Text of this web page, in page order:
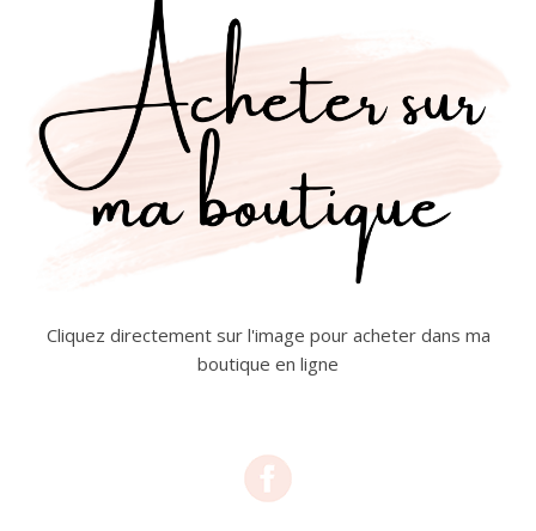
Cliquez directement sur l'image pour acheter dans ma
boutique en ligne